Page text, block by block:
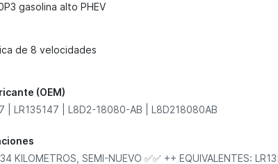
gasolina alto PHEV
de 8 velocidades
(OEM)
| LR135147 | L8D2-18080-AB | L8D218080AB
KILOMETROS, SEMI-NUEVO ✅✅ ++ EQUIVALENTES: